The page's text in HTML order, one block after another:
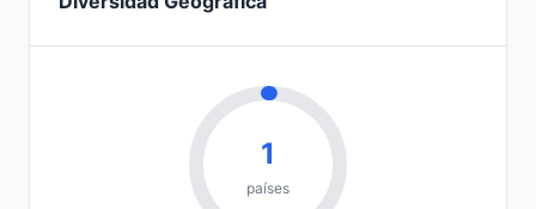
1
países